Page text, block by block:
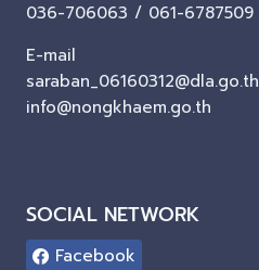
036-706063 / 061-6787509
E-mail
saraban_06160312@dla.go.th
info@nongkhaem.go.th
SOCIAL NETWORK
Facebook